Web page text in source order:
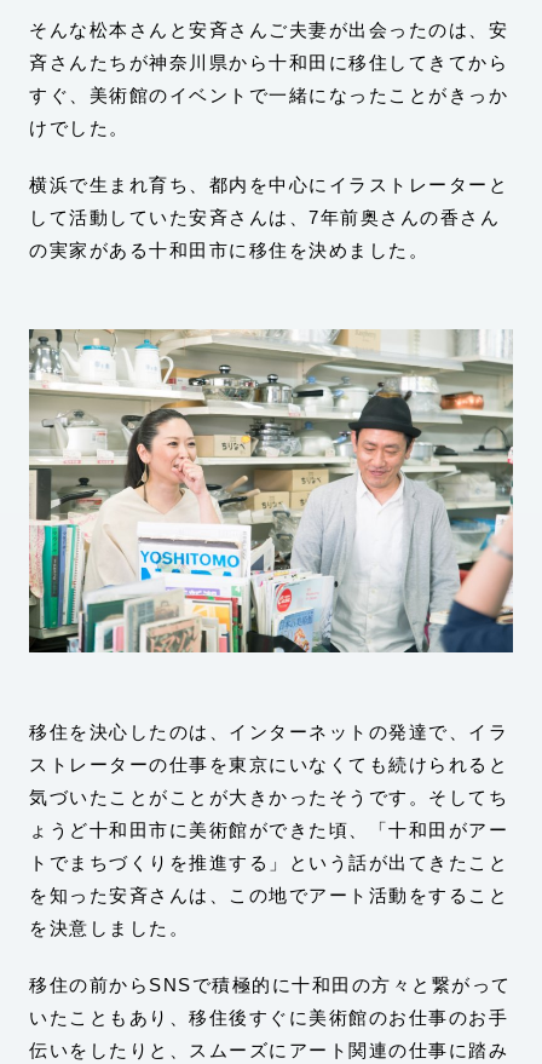
そんな松本さんと安斉さんご夫妻が出会ったのは、安
斉さんたちが神奈川県から十和田に移住してきてから
すぐ、美術館のイベントで一緒になったことがきっか
けでした。
横浜で生まれ育ち、都内を中心にイラストレーターと
して活動していた安斉さんは、7年前奥さんの香さん
の実家がある十和田市に移住を決めました。
移住を決心したのは、インターネットの発達で、イラ
ストレーターの仕事を東京にいなくても続けられると
気づいたことがことが大きかったそうです。そしてち
ょうど十和田市に美術館ができた頃、「十和田がアー
トでまちづくりを推進する」という話が出てきたこと
を知った安斉さんは、この地でアート活動をすること
を決意しました。
移住の前からSNSで積極的に十和田の方々と繋がって
いたこともあり、移住後すぐに美術館のお仕事のお手
伝いをしたりと、スムーズにアート関連の仕事に踏み